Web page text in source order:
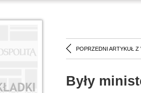
POPRZEDNI ARTYKUŁ Z
Były